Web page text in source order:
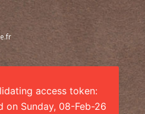
access token:
on Sunday, 08-Feb-26